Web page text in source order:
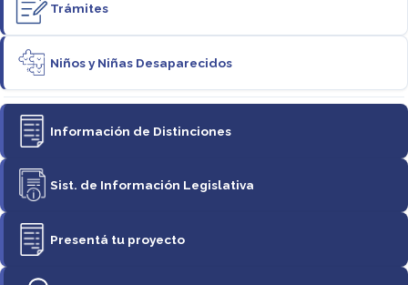
Trámites
Niños y Niñas Desaparecidos
Información de Distinciones
Sist. de Información Legislativa
Presentá tu proyecto